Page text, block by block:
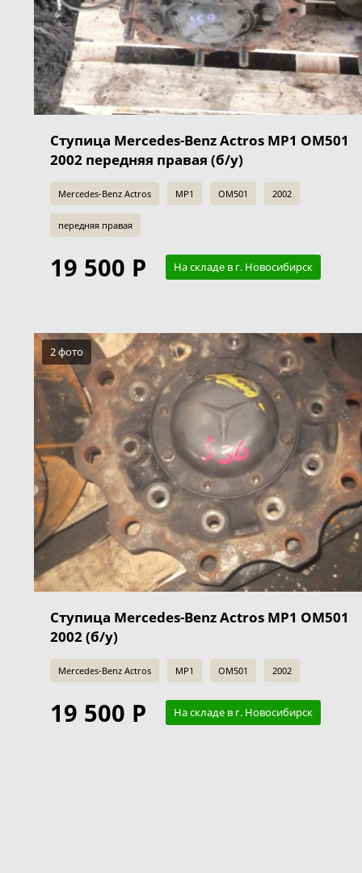
Ступица Mercedes-Benz Actros MP1 OM501
2002 передняя правая (б/у)
Mercedes-Benz Actros MP1 OM501 2002
передняя правая
19 500 Р На складе в г. Новосибирск
2 фото
Ступица Mercedes-Benz Actros MP1 OM501
2002 (б/у)
Mercedes-Benz Actros MP1 OM501 2002
19 500 Р На складе в г. Новосибирск